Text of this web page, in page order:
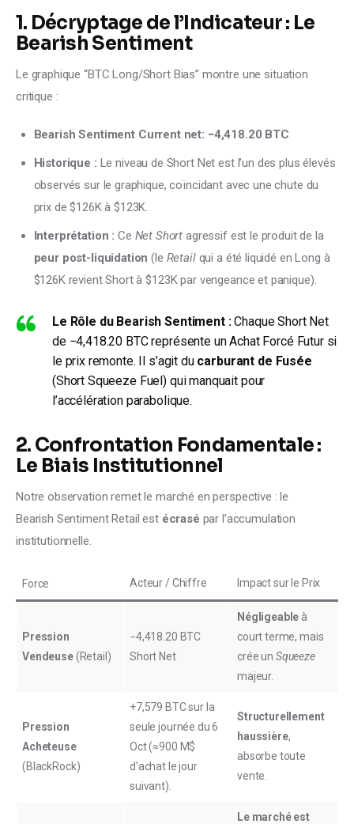
1. Décryptage de l’Indicateur : Le
Bearish Sentiment
Le graphique “BTC Long/Short Bias” montre une situation
critique :
Bearish Sentiment Current net: −4,418.20 BTC
Historique : Le niveau de Short Net est l’un des plus élevés
observés sur le graphique, coïncidant avec une chute du
prix de $126K à $123K.
Interprétation : Ce Net Short agressif est le produit de la
peur post-liquidation (le Retailqui a été liquidé en Long à
$126K revient Short à $123K par vengeance et panique).
Le Rôle du Bearish Sentiment :Chaque Short Net
de −4,418.20 BTC représente un Achat Forcé Futur si
le prix remonte. Il s’agit du carburant de Fusée
(Short Squeeze Fuel) qui manquait pour
l’accélération parabolique.
2. Confrontation Fondamentale :
Le Biais Institutionnel
Notre observation remet le marché en perspective : le
Bearish Sentiment Retail est écrasé par l’accumulation
institutionnelle.
Force Acteur / Chiffre Impact sur le Prix
Pression
Vendeuse(Retail)
−4,418.20 BTC
Short Net
Négligeable à
court terme, mais
crée un Squeeze
majeur.
Pression
Acheteuse
(BlackRock)
+7,579 BTC sur la
seule journée du 6
Oct (≈900 M$
d’achat le jour
suivant).
Structurellement
haussière,
absorbe toute
vente.
Le marché est